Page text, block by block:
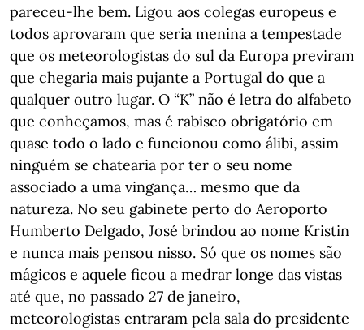
pareceu-lhe bem. Ligou aos colegas europeus e
todos aprovaram que seria menina a tempestade
que os meteorologistas do sul da Europa previram
que chegaria mais pujante a Portugal do que a
qualquer outro lugar. O “K” não é letra do alfabeto
que conheçamos, mas é rabisco obrigatório em
quase todo o lado e funcionou como álibi, assim
ninguém se chatearia por ter o seu nome
associado a uma vingança… mesmo que da
natureza. No seu gabinete perto do Aeroporto
Humberto Delgado, José brindou ao nome Kristin
e nunca mais pensou nisso. Só que os nomes são
mágicos e aquele ficou a medrar longe das vistas
até que, no passado 27 de janeiro,
meteorologistas entraram pela sala do presidente